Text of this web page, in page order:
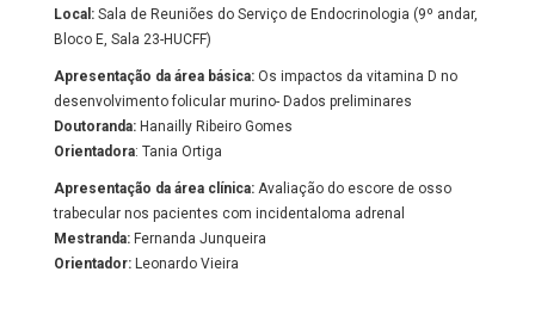
Local: Sala de Reuniões do Serviço de Endocrinologia (9º andar,
Bloco E, Sala 23-HUCFF)
Apresentação da área básica: Os impactos da vitamina D no
desenvolvimento folicular murino- Dados preliminares
Doutoranda: Hanailly Ribeiro Gomes
Orientadora: Tania Ortiga
Apresentação da área clínica: Avaliação do escore de osso
trabecular nos pacientes com incidentaloma adrenal
Mestranda: Fernanda Junqueira
Orientador: Leonardo Vieira